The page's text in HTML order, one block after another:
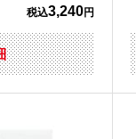
税込3,240円